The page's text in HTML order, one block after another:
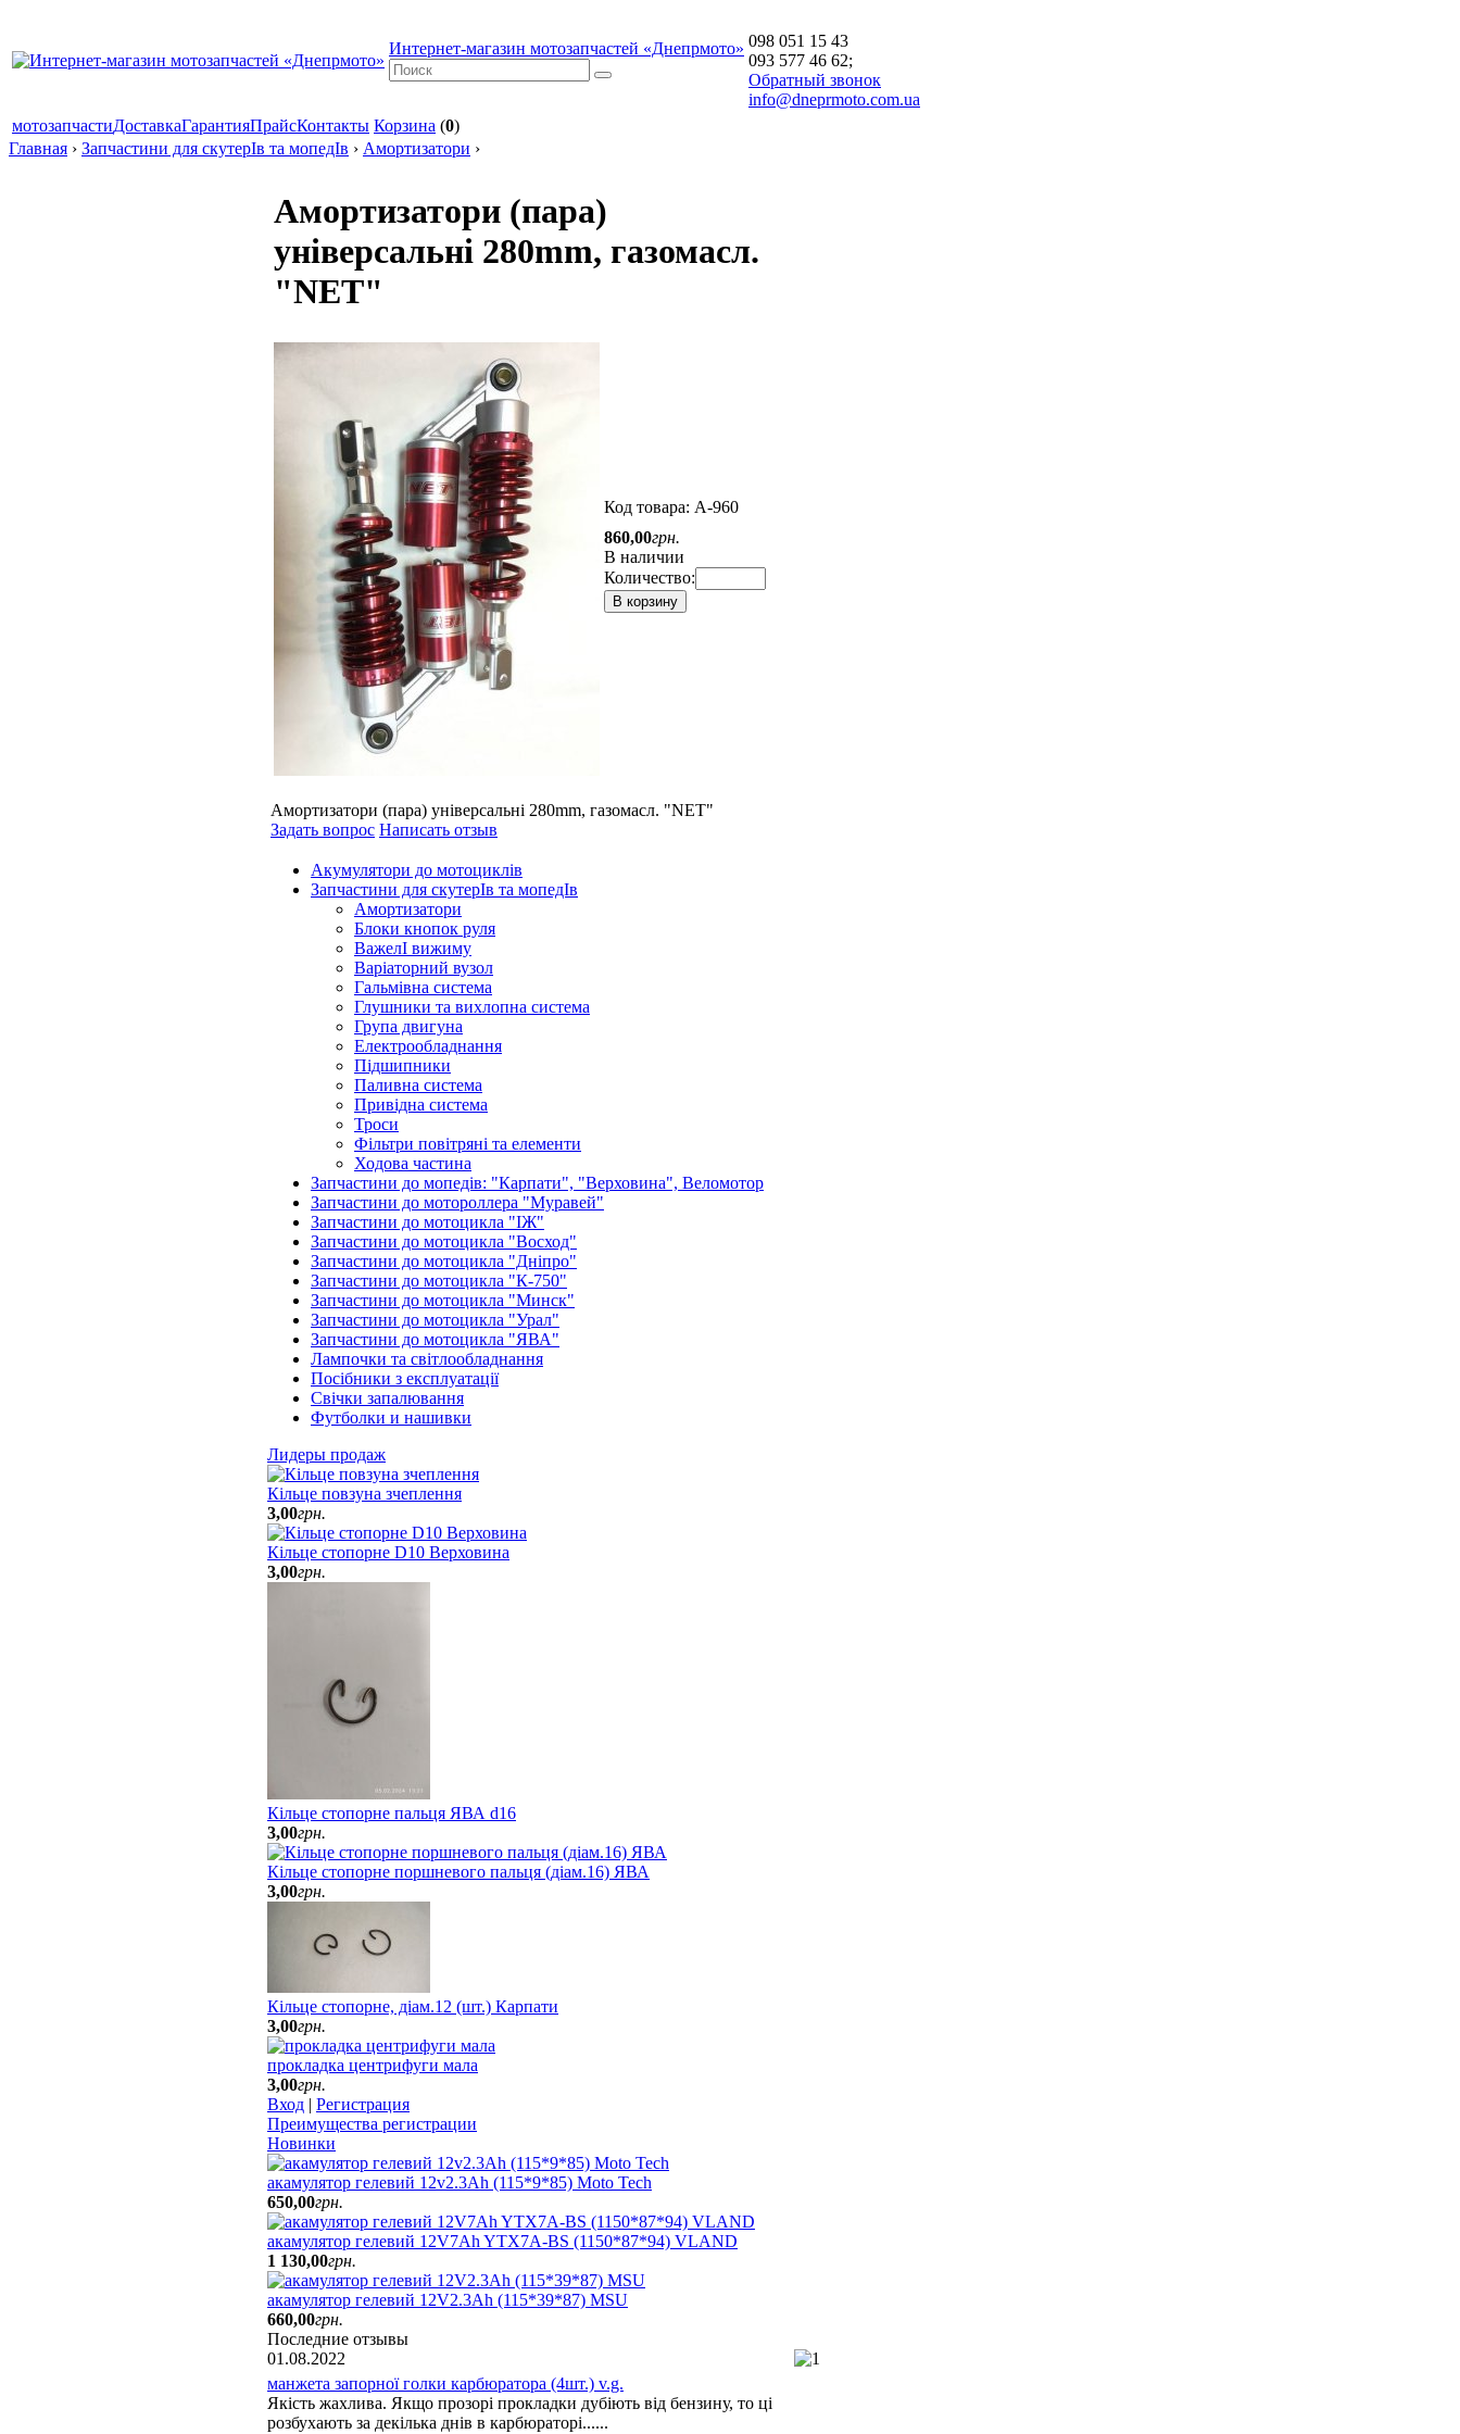
Интернет-магазин мотозапчастей «Днепрмото» 098 051 15 43
093 577 46 62;
Обратный звонок
info@dneprmoto.com.ua
мотозапчастиДоставкаГарантияПрайсКонтакты Корзина (0)
Главная › Запчастини для скутерІв та мопедІв › Амортизатори ›
Амортизатори (пара)
універсальні 280mm, газомасл.
"NET"
Код товара: A-960
860,00грн.
В наличии
Количество:
В корзину
Амортизатори (пара) універсальні 280mm, газомасл. "NET"
Задать вопрос Написать отзыв
Акумулятори до мотоциклів
Запчастини для скутерІв та мопедІв
Амортизатори
Блоки кнопок руля
ВажелІ вижиму
Варіаторний вузол
Гальмівна система
Глушники та вихлопна система
Група двигуна
Електрообладнання
Підшипники
Паливна система
Привідна система
Троси
Фільтри повітряні та елементи
Ходова частина
Запчастини до мопедів: "Карпати", "Верховина", Веломотор
Запчастини до мотороллера "Муравей"
Запчастини до мотоцикла "ІЖ"
Запчастини до мотоцикла "Восход"
Запчастини до мотоцикла "Дніпро"
Запчастини до мотоцикла "К-750"
Запчастини до мотоцикла "Минск"
Запчастини до мотоцикла "Урал"
Запчастини до мотоцикла "ЯВА"
Лампочки та світлообладнання
Посібники з експлуатації
Свічки запалювання
Футболки и нашивки
Лидеры продаж
Кільце повзуна зчеплення
3,00грн.
Кільце стопорне D10 Верховина
3,00грн.
Кільце стопорне пальця ЯВА d16
3,00грн.
Кільце стопорне поршневого пальця (діам.16) ЯВА
3,00грн.
Кільце стопорне, діам.12 (шт.) Карпати
3,00грн.
прокладка центрифуги мала
3,00грн.
Вход | Регистрация
Преимущества регистрации
Новинки
акамулятор гелевий 12v2.3Ah (115*9*85) Moto Tech
650,00грн.
акамулятор гелевий 12V7Ah YTX7A-BS (1150*87*94) VLAND
1 130,00грн.
акамулятор гелевий 12V2.3Ah (115*39*87) MSU
660,00грн.
Последние отзывы
01.08.2022
манжета запорної голки карбюратора (4шт.) v.g.
Якість жахлива. Якщо прозорі прокладки дубіють від бензину, то ці
розбухають за декілька днів в карбюраторі......